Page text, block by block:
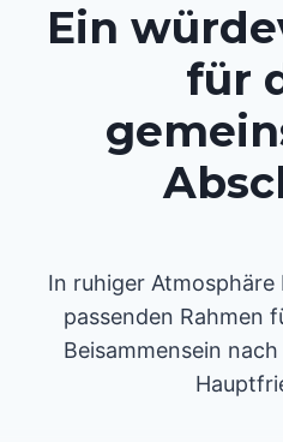
Ein
für
In ruhiger
passenden Rahmen
Beisammensein